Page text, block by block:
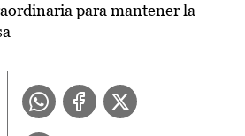
para mantener la